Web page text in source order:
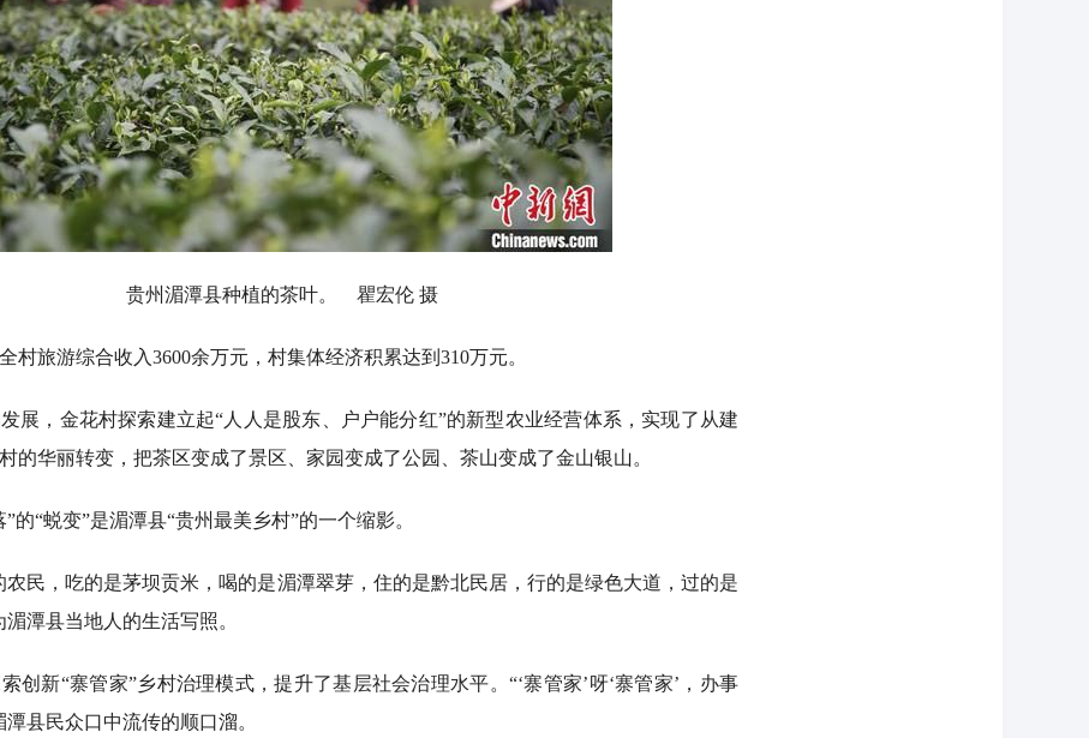
贵州湄潭县种植的茶叶。 瞿宏伦 摄
旅游综合收入3600余万元，村集体经济积累达到310万元。
，金花村探索建立起“人人是股东、户户能分红”的新型农业经营体系，实现了从建
的华丽转变，把茶区变成了景区、家园变成了公园、茶山变成了金山银山。
“蜕变”是湄潭县“贵州最美乡村”的一个缩影。
，吃的是茅坝贡米，喝的是湄潭翠芽，住的是黔北民居，行的是绿色大道，过的是
潭县当地人的生活写照。
新“寨管家”乡村治理模式，提升了基层社会治理水平。“‘寨管家’呀‘寨管家’，办事
县民众口中流传的顺口溜。